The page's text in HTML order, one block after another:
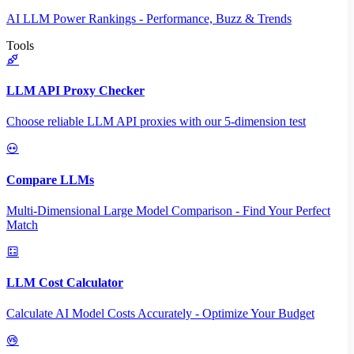
AI LLM Power Rankings - Performance, Buzz & Trends
Tools
LLM API Proxy Checker
Choose reliable LLM API proxies with our 5-dimension test
Compare LLMs
Multi-Dimensional Large Model Comparison - Find Your Perfect
Match
LLM Cost Calculator
Calculate AI Model Costs Accurately - Optimize Your Budget